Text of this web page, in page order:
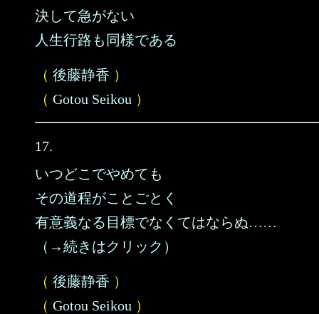
決して急がない
人生行路も同様である
（ 後藤静香 ）
（ Gotou Seikou ）
17.
いつどこでやめても
その道程がことごとく
有意義なる目標でなくてはならぬ……
（→続きはクリック）
（ 後藤静香 ）
（ Gotou Seikou ）